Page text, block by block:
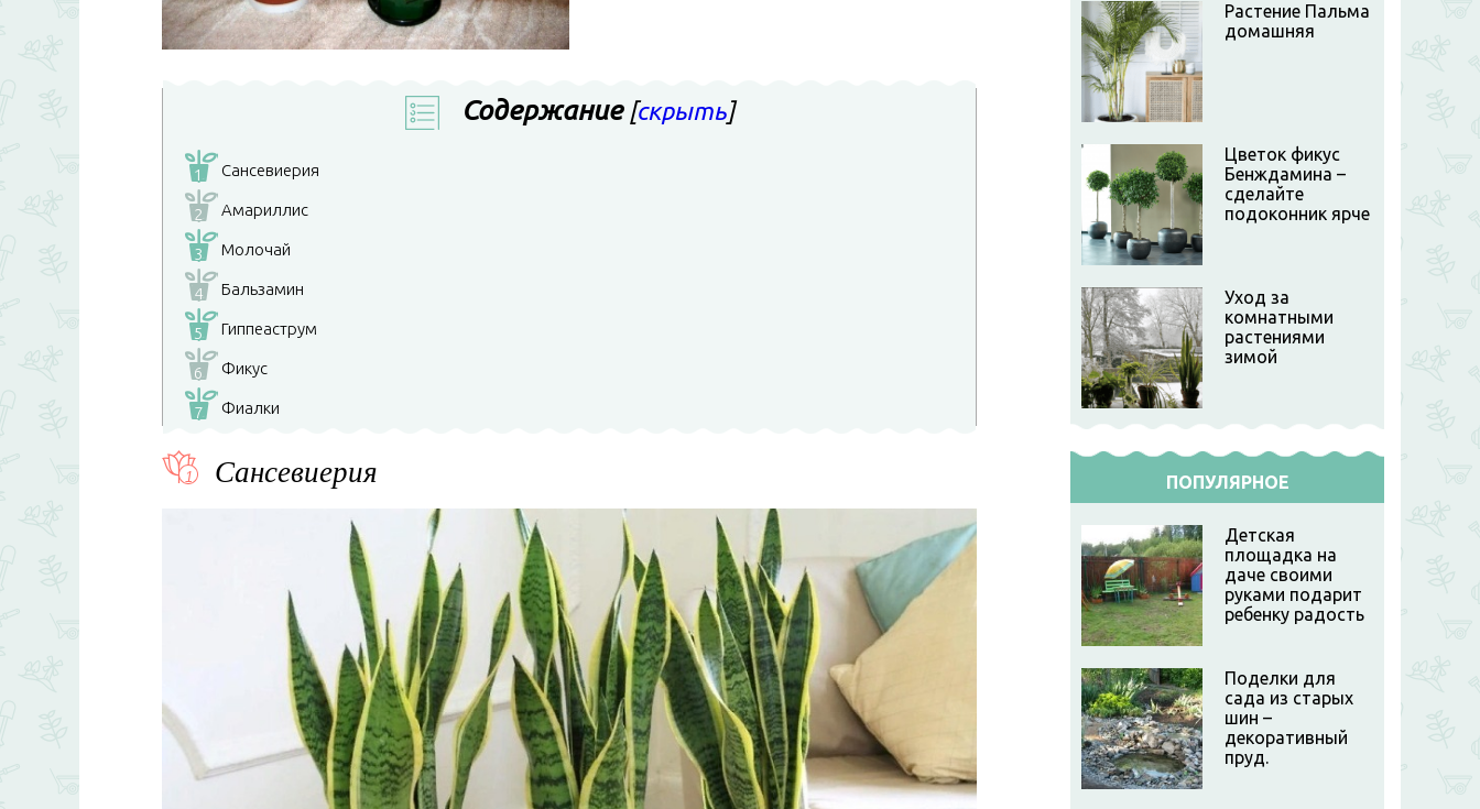
Содержание [скрыть]
1 Сансевиерия
2 Амариллис
3 Молочай
4 Бальзамин
5 Гиппеаструм
6 Фикус
7 Фиалки
Сансевиерия
Растение Пальма
домашняя
Цветок фикус
Бенждамина –
сделайте
подоконник ярче
Уход за
комнатными
растениями
зимой
ПОПУЛЯРНОЕ
Детская
площадка на
даче своими
руками подарит
ребенку радость
Поделки для
сада из старых
шин –
декоративный
пруд.